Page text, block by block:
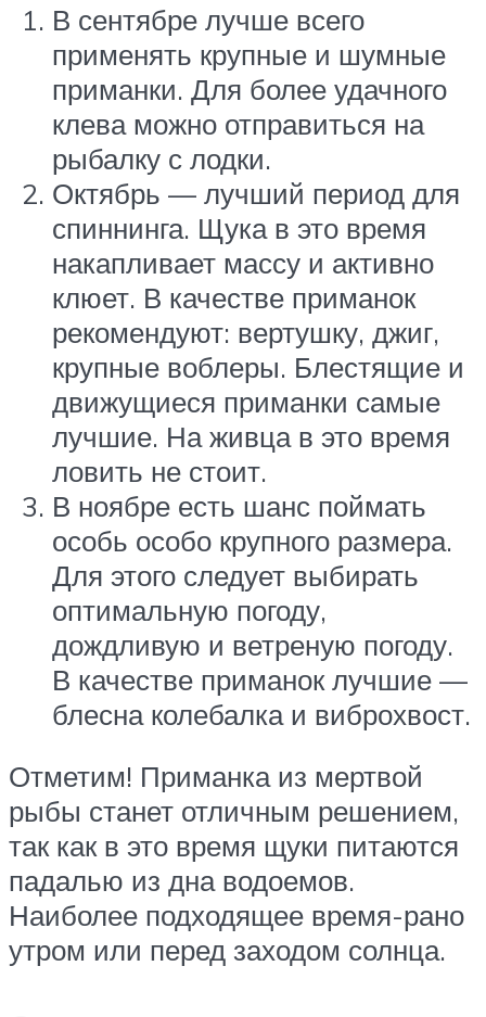
В сентябре лучше всего
применять крупные и шумные
приманки. Для более удачного
клева можно отправиться на
рыбалку с лодки.
Октябрь — лучший период для
спиннинга. Щука в это время
накапливает массу и активно
клюет. В качестве приманок
рекомендуют: вертушку, джиг,
крупные воблеры. Блестящие и
движущиеся приманки самые
лучшие. На живца в это время
ловить не стоит.
В ноябре есть шанс поймать
особь особо крупного размера.
Для этого следует выбирать
оптимальную погоду,
дождливую и ветреную погоду.
В качестве приманок лучшие —
блесна колебалка и виброхвост.
Отметим! Приманка из мертвой
рыбы станет отличным решением,
так как в это время щуки питаются
падалью из дна водоемов.
Наиболее подходящее время-рано
утром или перед заходом солнца.